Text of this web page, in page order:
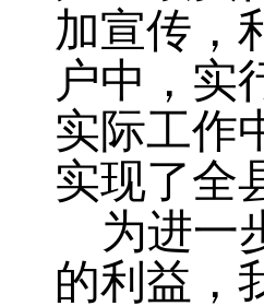
加宣传 ，
户中，实
实际工作
实现了全
为进一
的利益，